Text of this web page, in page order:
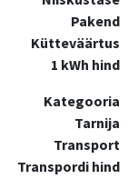
Pakend
Kütteväärtus
1 kWh hind
Kategooria
Tarnija
Transport
Transpordi hind